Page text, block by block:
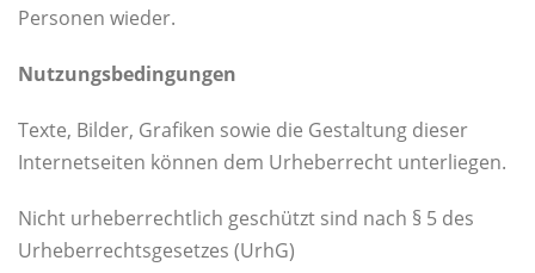
Personen wieder.
Nutzungsbedingungen
Texte, Bilder, Grafiken sowie die Gestaltung dieser
Internetseiten können dem Urheberrecht unterliegen.
Nicht urheberrechtlich geschützt sind nach § 5 des
Urheberrechtsgesetzes (UrhG)